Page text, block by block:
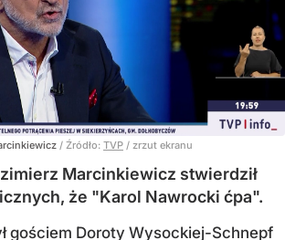
/ Źródło: TVP / zrzut ekranu
Marcinkiewicz stwierdził
że "Karol Nawrocki ćpa".
gościem Doroty Wysockiej-Schnepf